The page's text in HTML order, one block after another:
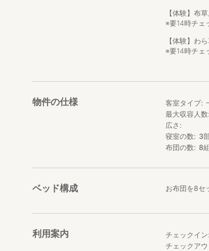
お部屋は最
1日1組限定
ていただけま
キッチン・
す。
日本新潟県
市街地から
ここでは都
共に暮らして
・最寄りの
・十日町駅か
・土市駅の
その他にも
・越後妻有
【体験】布
※要14時チェ
【体験】わ
※要14時チェ
物件の仕様 客室タイプ
最大収容人数
広さ
寝室の数
3
布団の数
8組
ベッド構成 お布団を8セ
利用案内 チェックイン
チェックアウ